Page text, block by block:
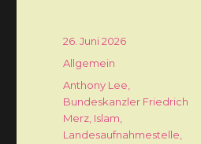
Veröffentlicht
am
26. Juni 2026
Kategorien
Allgemein
Schlagwörter
Anthony Lee
Bundeskanzler Friedrich
Merz Islam
Landesaufnahmestelle